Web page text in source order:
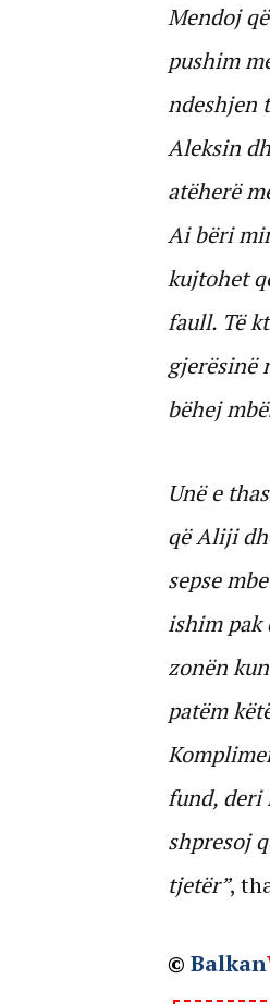
Mendoj
pushim
ndeshjen
Aleksin
atëherë
Ai bëri
kujtohet
faull. Të
gjerësinë
bëhej
Unë e
që Aliji
sepse
ishim pak
zonën
patëm
fund, deri
shpresoj
tjetër”,
© Balkan